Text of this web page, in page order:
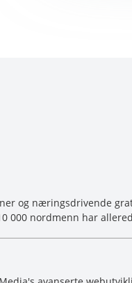
og næringsdrivende
000 nordmenn har